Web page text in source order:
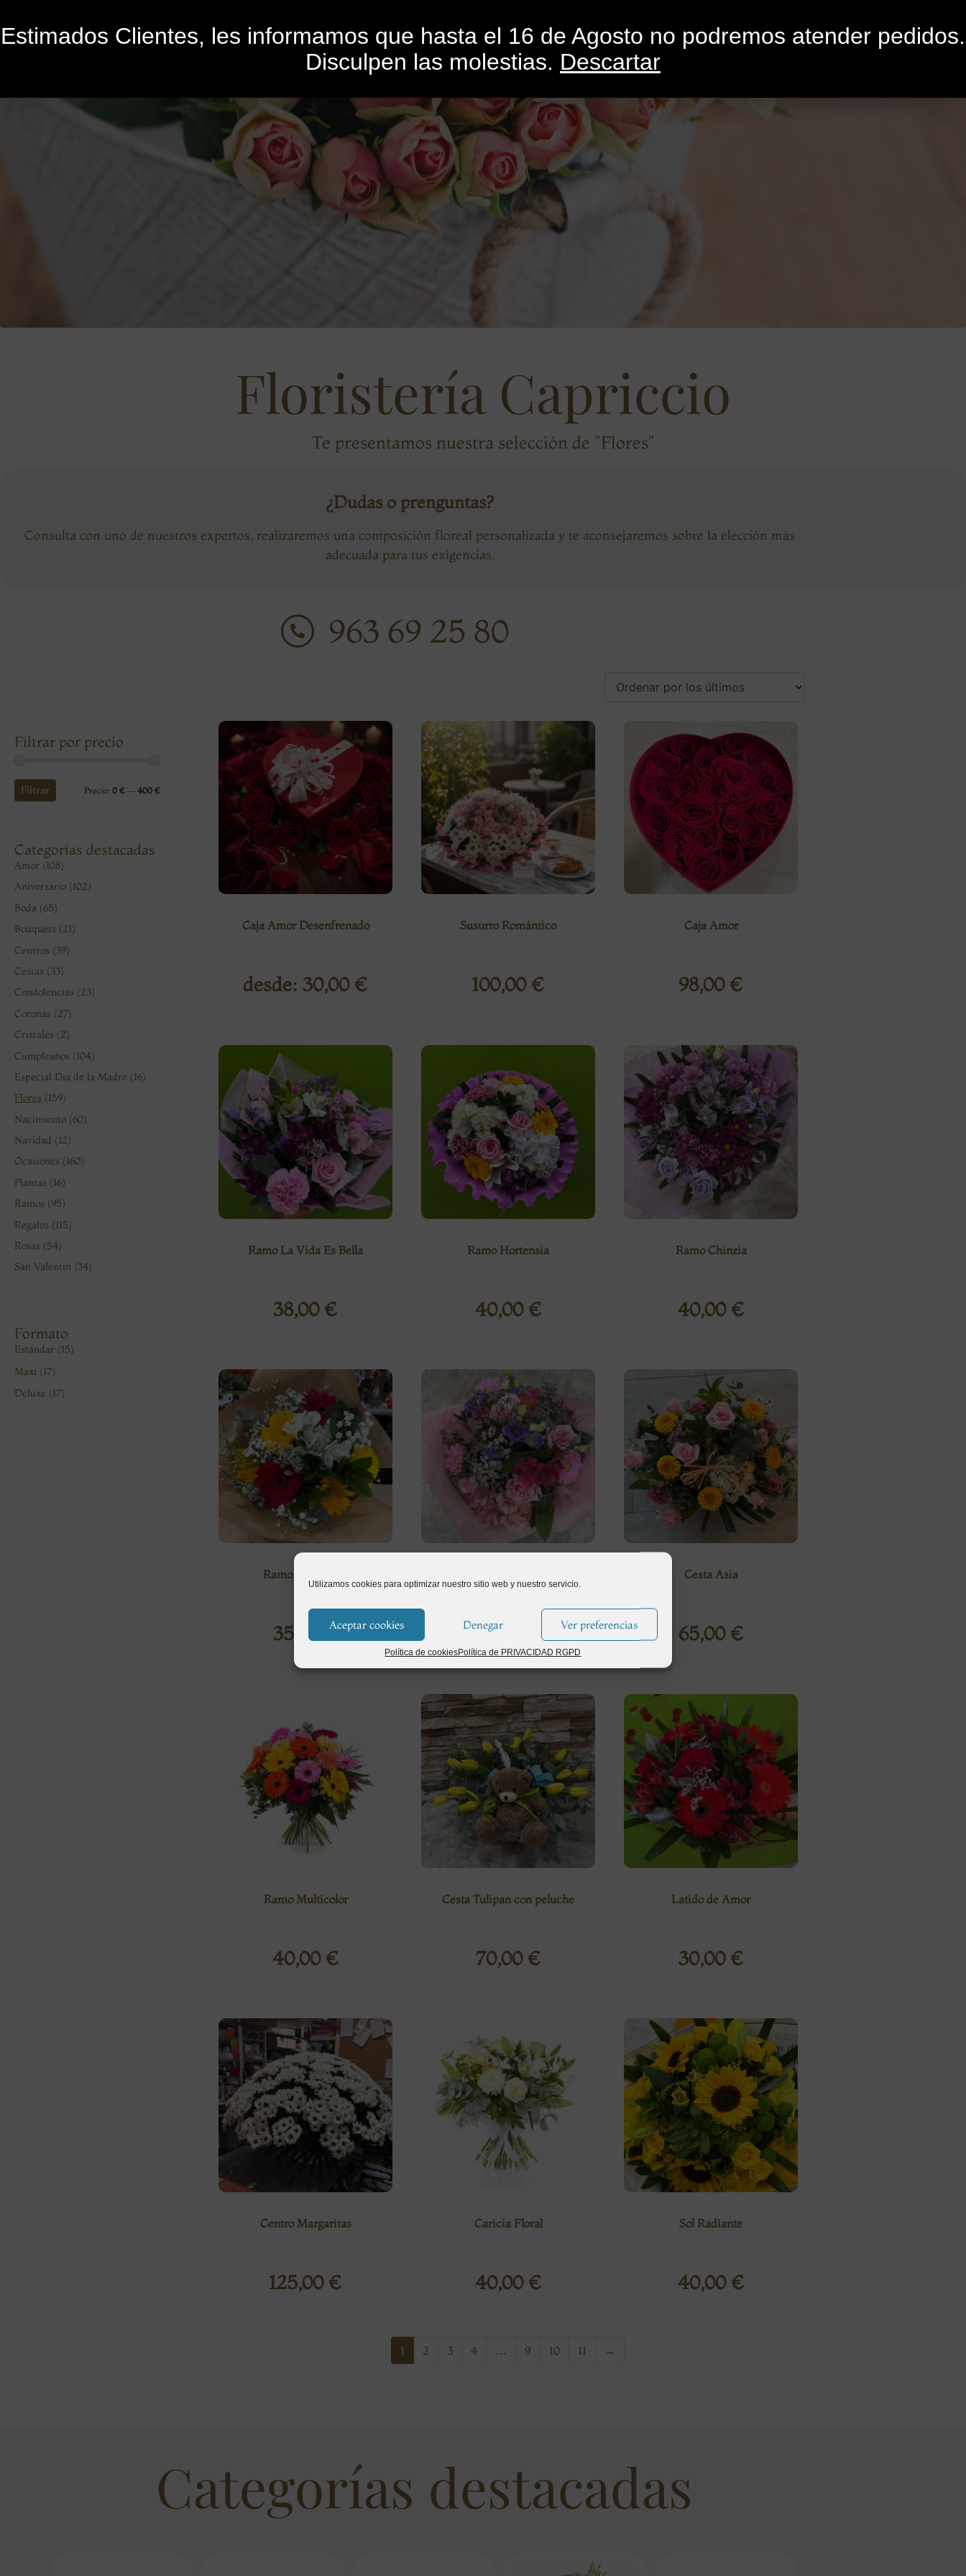
Utilizamos cookies para optimizar nuestro sitio web y nuestro servicio.
Aceptar cookies Denegar Ver preferencias
Política de cookiesPolítica de PRIVACIDAD RGPD
Estimados Clientes, les informamos que hasta el 16 de Agosto no podremos atender pedidos.
Disculpen las molestias. Descartar
Floristería Capriccio
Te presentamos nuestra selección de "Flores"
¿Dudas o prenguntas?
Consulta con uno de nuestros expertos, realizaremos una composición floreal personalizada y te aconsejaremos sobre la elección más
adecuada para tus exigencias.
963 69 25 80
Filtrar por precio
Filtrar Precio:0 € —400 €
Categorías destacadas
Amor (108)
Aniversario (102)
Boda (65)
Bouquets (21)
Centros (39)
Cestas (33)
Condolencias (23)
Coronas (27)
Cristales (2)
Cumpleaños (104)
Especial Día de la Madre (16)
Flores (159)
Nacimiento (60)
Navidad (12)
Ocasiones (160)
Plantas (16)
Ramos (95)
Regalos (115)
Rosas (54)
San Valentín (34)
Formato
Estándar (15)
Maxi (17)
Deluxe (17)
Caja Amor Desenfrenado
desde: 30,00 €
Susurro Romántico
100,00 €
Caja Amor
98,00 €
Ramo La Vida Es Bella
38,00 €
Ramo Hortensia
40,00 €
Ramo Chinzia
40,00 €
Ramo Primavera
35,00 € 40,00 €
Cesta Asia
65,00 €
Ramo Multicolor
40,00 €
Cesta Tulipan con peluche
70,00 €
Latido de Amor
30,00 €
Centro Margaritas
125,00 €
Caricia Floral
40,00 €
Sol Radiante
40,00 €
1 2 3 4 … 9 10 11 →
Categorías destacadas